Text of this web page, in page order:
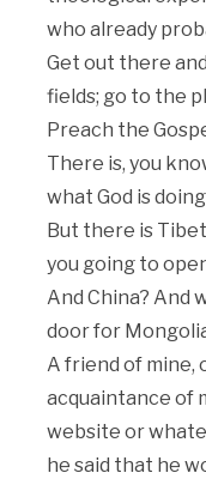
who already
Get out there
fields; go to the
Preach the
There is, you
what God is
But there is
you going to
And China? And
door for
A friend of mine,
acquaintance of
website or
he said that he